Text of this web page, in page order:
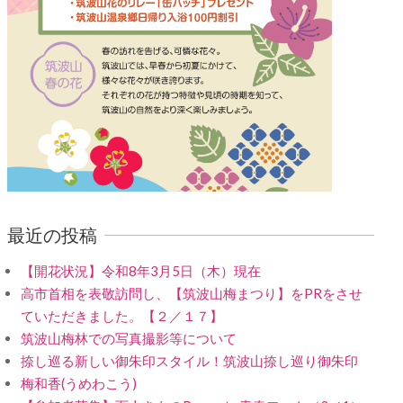
最近の投稿
【開花状況】令和8年3月5日（木）現在
高市首相を表敬訪問し、【筑波山梅まつり】をPRをさせ
ていただきました。【２／１７】
筑波山梅林での写真撮影等について
捺し巡る新しい御朱印スタイル！筑波山捺し巡り御朱印
梅和香(うめわこう)